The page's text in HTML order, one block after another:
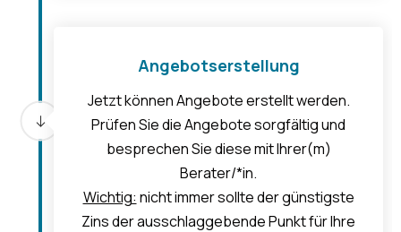
Angebotserstellung
Jetzt können Angebote erstellt werden.
Prüfen Sie die Angebote sorgfältig und
besprechen Sie diese mit Ihrer(m)
Berater/*in.
Wichtig: nicht immer sollte der günstigste
Zins der ausschlaggebende Punkt für Ihre